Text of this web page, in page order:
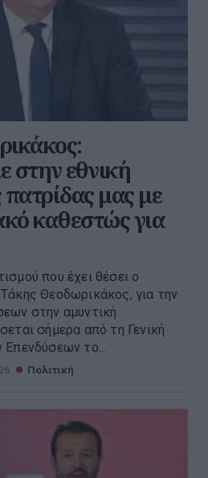
στην εθνική
μας με
καθεστώς για
που έχει θέσει ο
Θεοδωρικάκος, για την
στην αμυντική
σήμερα από τη Γενική
το...
Πολιτική